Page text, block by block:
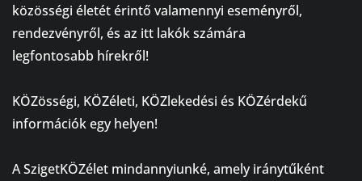
közösségi életét érintő valamennyi eseményről,
rendezvényről, és az itt lakók számára
legfontosabb hírekről!
KÖZösségi, KÖZéleti, KÖZlekedési és KÖZérdekű
információk egy helyen!
A SzigetKÖZélet mindannyiunké, amely iránytűként